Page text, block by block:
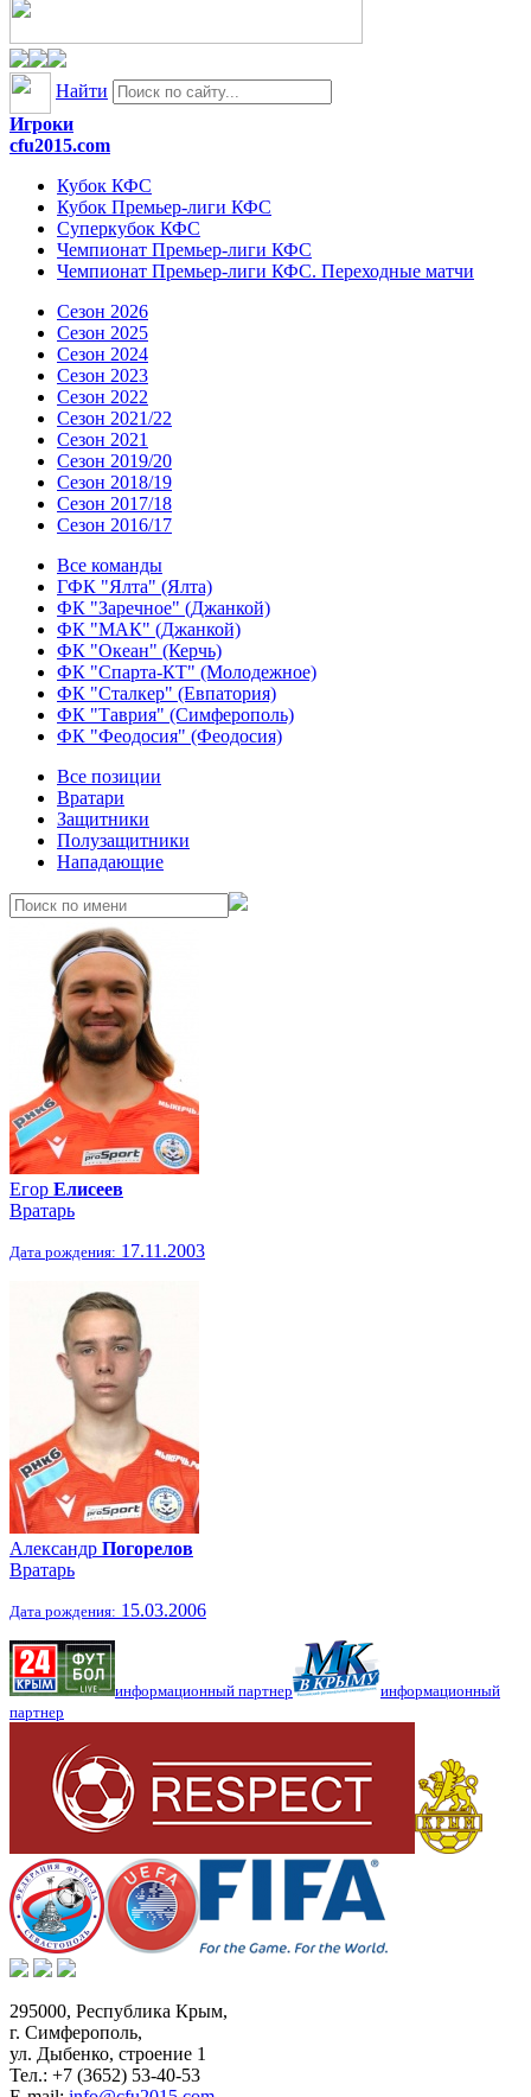
Найти
Игроки
cfu2015.com
Кубок КФС
Кубок Премьер-лиги КФС
Суперкубок КФС
Чемпионат Премьер-лиги КФС
Чемпионат Премьер-лиги КФС. Переходные матчи
Сезон 2026
Сезон 2025
Сезон 2024
Сезон 2023
Сезон 2022
Сезон 2021/22
Сезон 2021
Сезон 2019/20
Сезон 2018/19
Сезон 2017/18
Сезон 2016/17
Все команды
ГФК "Ялта" (Ялта)
ФК "Заречное" (Джанкой)
ФК "МАК" (Джанкой)
ФК "Океан" (Керчь)
ФК "Спарта-КТ" (Молодежное)
ФК "Сталкер" (Евпатория)
ФК "Таврия" (Симферополь)
ФК "Феодосия" (Феодосия)
Все позиции
Вратари
Защитники
Полузащитники
Нападающие
Егор Елисеев
Вратарь
Дата рождения: 17.11.2003
Александр Погорелов
Вратарь
Дата рождения: 15.03.2006
информационный партнер
информационный
партнер
295000, Республика Крым,
г. Симферополь,
ул. Дыбенко, строение 1
Тел.: +7 (3652) 53-40-53